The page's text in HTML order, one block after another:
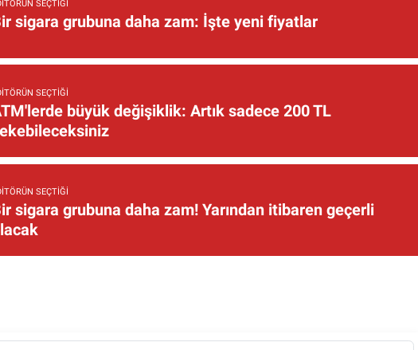
SEÇTIĞI
sigara grubuna daha zam: İşte yeni fiyatlar
SEÇTIĞI
büyük değişiklik: Artık sadece 200 TL
SEÇTIĞI
sigara grubuna daha zam! Yarından itibaren geçerli